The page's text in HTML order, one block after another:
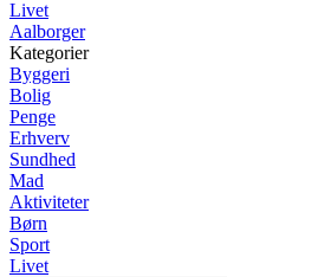
Livet
Aalborger
Kategorier
Byggeri
Bolig
Penge
Erhverv
Sundhed
Mad
Aktiviteter
Børn
Sport
Livet